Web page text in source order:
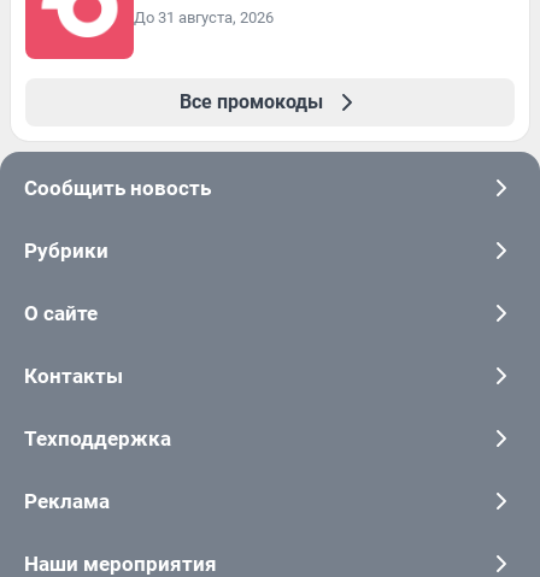
До 31 августа, 2026
Все промокоды
Сообщить новость
Рубрики
О сайте
Контакты
Техподдержка
Реклама
Наши мероприятия